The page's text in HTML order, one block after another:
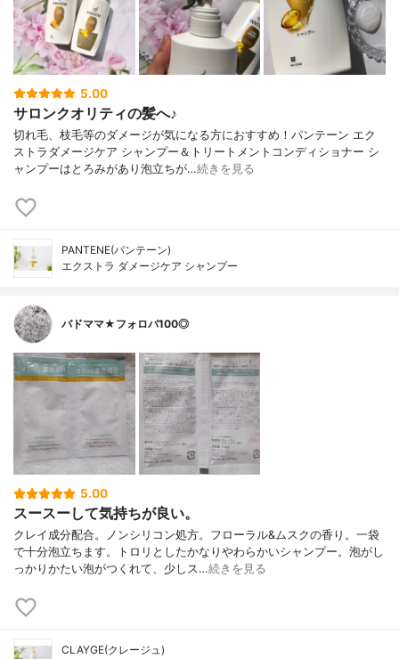
5.00
サロンクオリティの髪へ♪
切れ毛、枝毛等のダメージが気になる方におすすめ！パンテーン エク
ストラダメージケア シャンプー＆トリートメントコンディショナー シ
ャンプーはとろみがあり泡立ちが…続きを見る
PANTENE(パンテーン)
エクストラ ダメージケア シャンプー
バドママ★フォロバ100◎
5.00
スースーして気持ちが良い。
クレイ成分配合。ノンシリコン処方。フローラル&ムスクの香り。一袋
で十分泡立ちます。トロリとしたかなりやわらかいシャンプー。泡がし
っかりかたい泡がつくれて、少しス…続きを見る
CLAYGE(クレージュ)